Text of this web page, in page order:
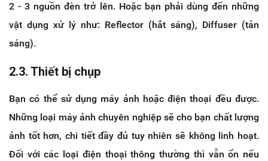
2 - 3 nguồn đèn trở lên. Hoặc bạn phải dùng đến những
vật dụng xử lý như: Reflector (hắt sáng), Diffuser (tản
sáng).
2.3. Thiết bị chụp
Bạn có thể sử dụng máy ảnh hoặc điện thoại đều được.
Những loại máy ảnh chuyên nghiệp sẽ cho bạn chất lượng
ảnh tốt hơn, chi tiết đầy đủ tuy nhiên sẽ không linh hoạt.
Đối với các loại điện thoại thông thường thì vẫn ổn nếu